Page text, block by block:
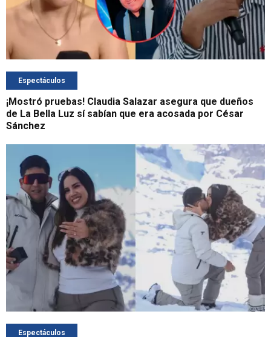
Espectáculos
¡Mostró pruebas! Claudia Salazar asegura que dueños
de La Bella Luz sí sabían que era acosada por César
Sánchez
Espectáculos